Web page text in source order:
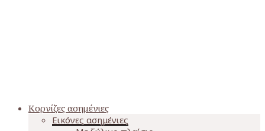
Κορνίζες ασημένιες
Εικόνες ασημένιες